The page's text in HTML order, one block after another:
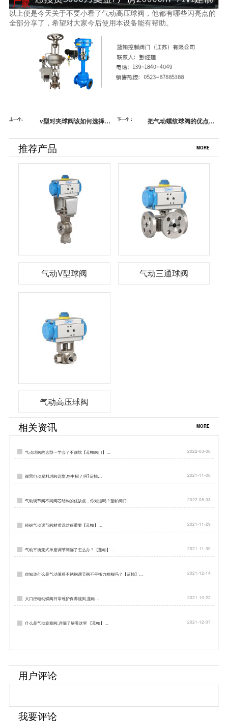
以上便是今天关于不要小看了气动高压球阀，他都有哪些闪亮点的
全部分享了，希望对大家今后使用本设备能有帮助。
上一个:
v型对夹球阀该如何选择？
下一个：
把气动螺纹球阀的优点从
推荐产品 MORE
气动V型球阀 气动三通球阀
气动高压球阀
相关资讯 MORE
气动球阀的选型一学会了不踩坑【蓝帕阀门】… 2022-03-08
踩雷电动塑料球阀选型,您中招了吗?蓝帕… 2021-11-08
气动调节阀不同阀芯结构的优缺点，你知道吗？蓝帕阀门… 2022-08-03
铸钢气动调节阀材质选对很重要【蓝帕】… 2021-11-29
气动平衡笼式单座调节阀漏了怎么办？【蓝帕】… 2021-11-30
你知道什么是气动薄膜不锈钢调节阀不平衡力校核吗？【蓝帕】… 2021-12-14
大口径电动蝶阀日常维护保养规则,蓝帕… 2021-10-22
什么是气动旋塞阀,详细了解看这里 【蓝帕】… 2021-12-07
用户评论
我要评论